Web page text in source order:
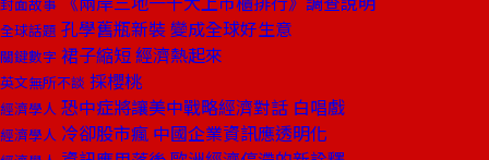
全球話題 孔學舊瓶新裝 變成全球好生意
關鍵數字 裙子縮短 經濟熱起來
英文無所不談 採櫻桃
經濟學人 恐中症將讓美中戰略經濟對話 白唱戲
經濟學人 冷卻股市瘋 中國企業資訊應透明化